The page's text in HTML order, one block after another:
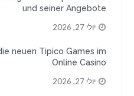
und seiner Angebote
יולי 27, 2026
neuen Tipico Games im
Online Casino
יולי 27, 2026